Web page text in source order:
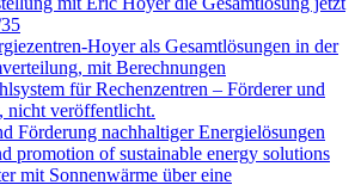
Hoyer als Gesamtlösungen in der
mit Berechnungen
für Rechenzentren – Förderer und
nicht veröffentlicht.
Förderung nachhaltiger Energielösungen
promotion of sustainable energy solutions
mit Sonnenwärme über eine